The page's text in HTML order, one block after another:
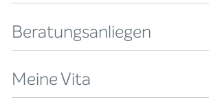
Beratungsanliegen
Meine Vita